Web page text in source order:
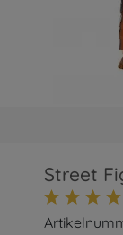
Street